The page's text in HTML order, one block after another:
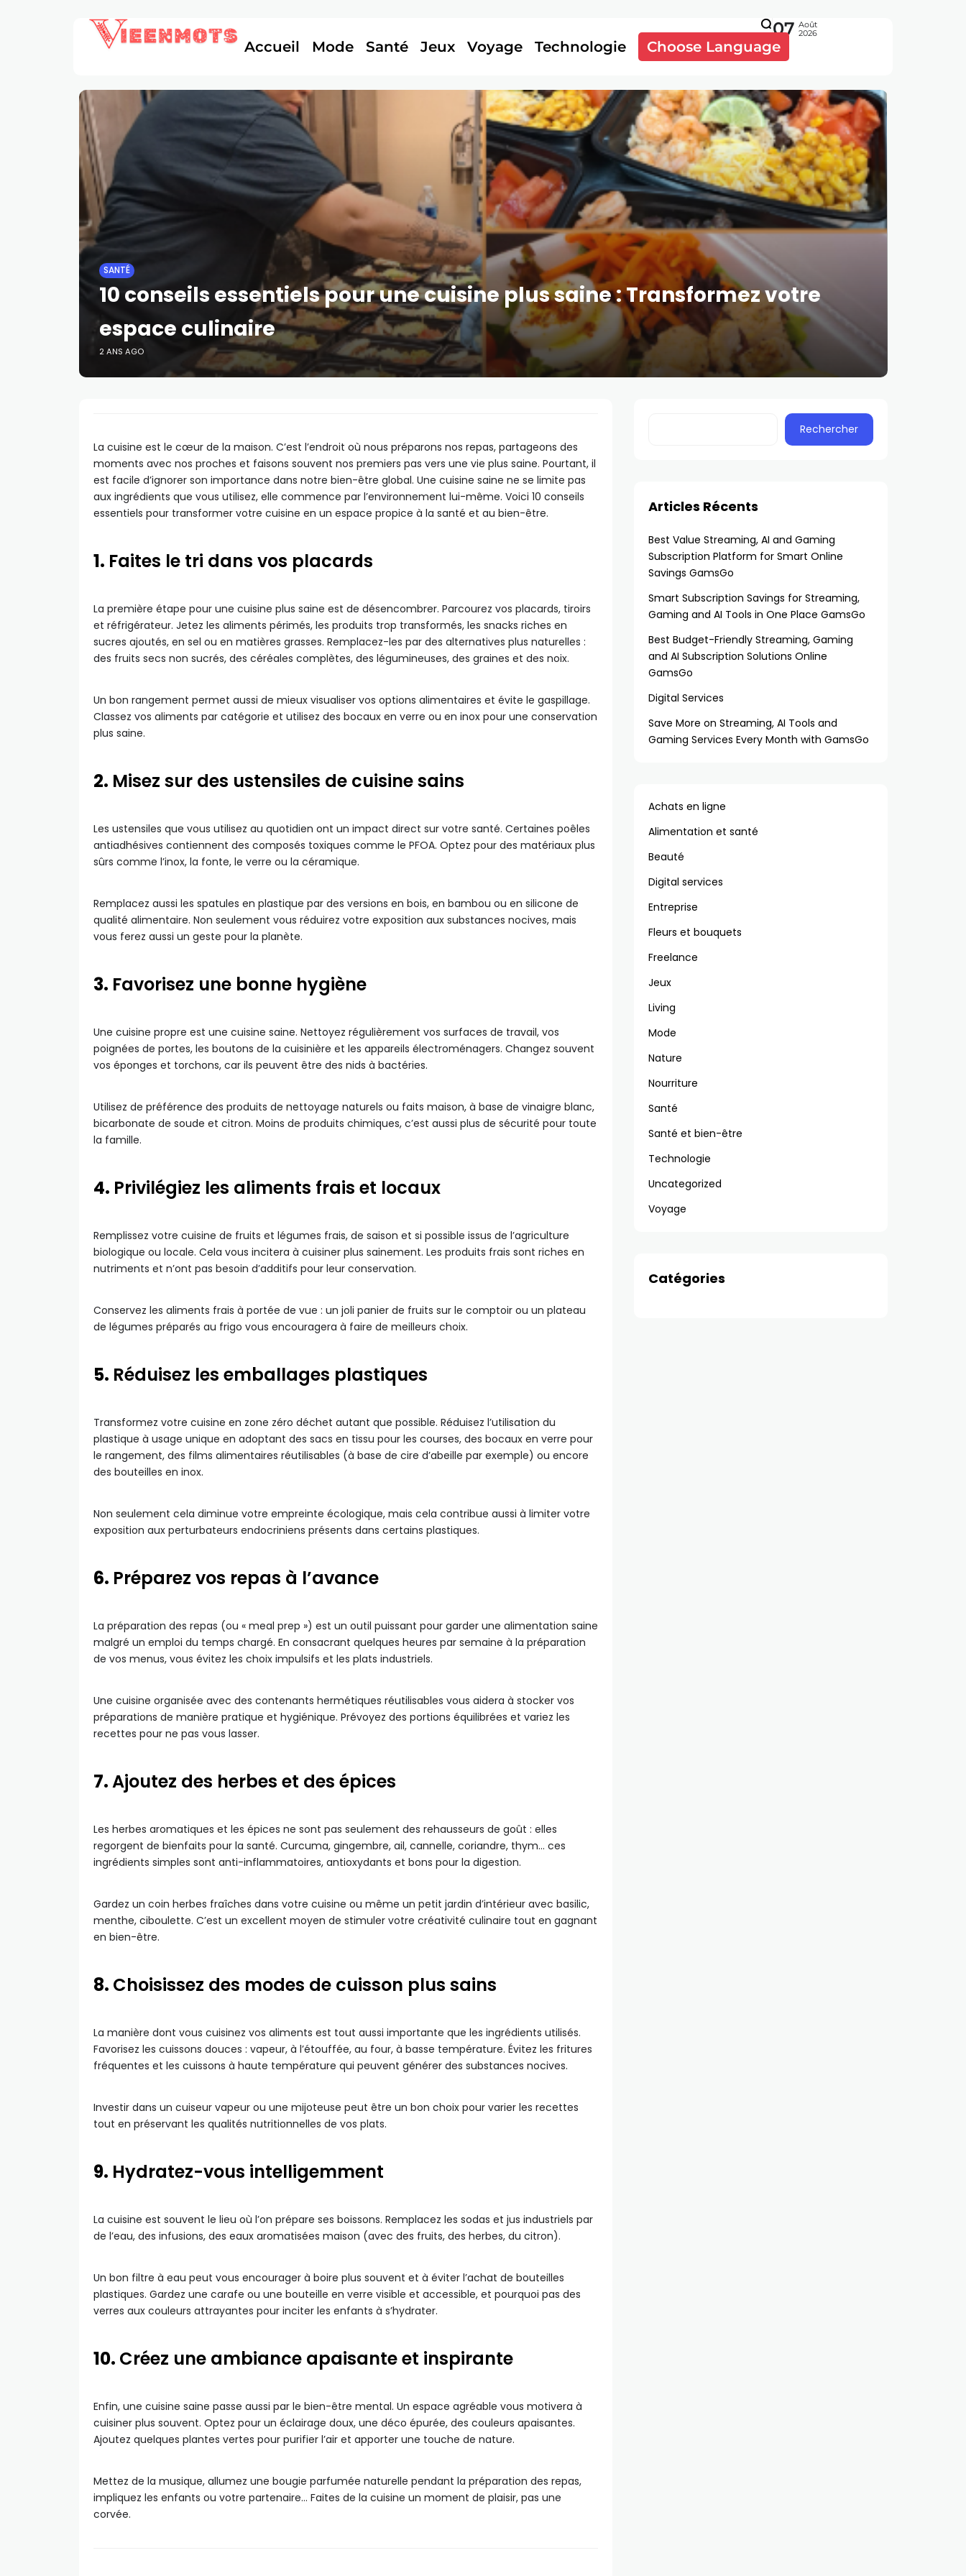
Accueil Mode Santé Jeux Voyage Technologie Choose Language
07 Août
2026
SANTÉ
10 conseils essentiels pour une cuisine plus saine : Transformez votre
espace culinaire
2 ANS AGO
La cuisine est le cœur de la maison. C’est l’endroit où nous préparons nos repas, partageons des
moments avec nos proches et faisons souvent nos premiers pas vers une vie plus saine. Pourtant, il
est facile d’ignorer son importance dans notre bien-être global. Une cuisine saine ne se limite pas
aux ingrédients que vous utilisez, elle commence par l’environnement lui-même. Voici 10 conseils
essentiels pour transformer votre cuisine en un espace propice à la santé et au bien-être.
1. Faites le tri dans vos placards
La première étape pour une cuisine plus saine est de désencombrer. Parcourez vos placards, tiroirs
et réfrigérateur. Jetez les aliments périmés, les produits trop transformés, les snacks riches en
sucres ajoutés, en sel ou en matières grasses. Remplacez-les par des alternatives plus naturelles :
des fruits secs non sucrés, des céréales complètes, des légumineuses, des graines et des noix.
Un bon rangement permet aussi de mieux visualiser vos options alimentaires et évite le gaspillage.
Classez vos aliments par catégorie et utilisez des bocaux en verre ou en inox pour une conservation
plus saine.
2. Misez sur des ustensiles de cuisine sains
Les ustensiles que vous utilisez au quotidien ont un impact direct sur votre santé. Certaines poêles
antiadhésives contiennent des composés toxiques comme le PFOA. Optez pour des matériaux plus
sûrs comme l’inox, la fonte, le verre ou la céramique.
Remplacez aussi les spatules en plastique par des versions en bois, en bambou ou en silicone de
qualité alimentaire. Non seulement vous réduirez votre exposition aux substances nocives, mais
vous ferez aussi un geste pour la planète.
3. Favorisez une bonne hygiène
Une cuisine propre est une cuisine saine. Nettoyez régulièrement vos surfaces de travail, vos
poignées de portes, les boutons de la cuisinière et les appareils électroménagers. Changez souvent
vos éponges et torchons, car ils peuvent être des nids à bactéries.
Utilisez de préférence des produits de nettoyage naturels ou faits maison, à base de vinaigre blanc,
bicarbonate de soude et citron. Moins de produits chimiques, c’est aussi plus de sécurité pour toute
la famille.
4. Privilégiez les aliments frais et locaux
Remplissez votre cuisine de fruits et légumes frais, de saison et si possible issus de l’agriculture
biologique ou locale. Cela vous incitera à cuisiner plus sainement. Les produits frais sont riches en
nutriments et n’ont pas besoin d’additifs pour leur conservation.
Conservez les aliments frais à portée de vue : un joli panier de fruits sur le comptoir ou un plateau
de légumes préparés au frigo vous encouragera à faire de meilleurs choix.
5. Réduisez les emballages plastiques
Transformez votre cuisine en zone zéro déchet autant que possible. Réduisez l’utilisation du
plastique à usage unique en adoptant des sacs en tissu pour les courses, des bocaux en verre pour
le rangement, des films alimentaires réutilisables (à base de cire d’abeille par exemple) ou encore
des bouteilles en inox.
Non seulement cela diminue votre empreinte écologique, mais cela contribue aussi à limiter votre
exposition aux perturbateurs endocriniens présents dans certains plastiques.
6. Préparez vos repas à l’avance
La préparation des repas (ou « meal prep ») est un outil puissant pour garder une alimentation saine
malgré un emploi du temps chargé. En consacrant quelques heures par semaine à la préparation
de vos menus, vous évitez les choix impulsifs et les plats industriels.
Une cuisine organisée avec des contenants hermétiques réutilisables vous aidera à stocker vos
préparations de manière pratique et hygiénique. Prévoyez des portions équilibrées et variez les
recettes pour ne pas vous lasser.
7.Ajoutez des herbes et des épices
Les herbes aromatiques et les épices ne sont pas seulement des rehausseurs de goût : elles
regorgent de bienfaits pour la santé. Curcuma, gingembre, ail, cannelle, coriandre, thym… ces
ingrédients simples sont anti-inflammatoires, antioxydants et bons pour la digestion.
Gardez un coin herbes fraîches dans votre cuisine ou même un petit jardin d’intérieur avec basilic,
menthe, ciboulette. C’est un excellent moyen de stimuler votre créativité culinaire tout en gagnant
en bien-être.
8. Choisissez des modes de cuisson plus sains
La manière dont vous cuisinez vos aliments est tout aussi importante que les ingrédients utilisés.
Favorisez les cuissons douces : vapeur, à l’étouffée, au four, à basse température. Évitez les fritures
fréquentes et les cuissons à haute température qui peuvent générer des substances nocives.
Investir dans un cuiseur vapeur ou une mijoteuse peut être un bon choix pour varier les recettes
tout en préservant les qualités nutritionnelles de vos plats.
9. Hydratez-vous intelligemment
La cuisine est souvent le lieu où l’on prépare ses boissons. Remplacez les sodas et jus industriels par
de l’eau, des infusions, des eaux aromatisées maison (avec des fruits, des herbes, du citron).
Un bon filtre à eau peut vous encourager à boire plus souvent et à éviter l’achat de bouteilles
plastiques. Gardez une carafe ou une bouteille en verre visible et accessible, et pourquoi pas des
verres aux couleurs attrayantes pour inciter les enfants à s’hydrater.
10. Créez une ambiance apaisante et inspirante
Enfin, une cuisine saine passe aussi par le bien-être mental. Un espace agréable vous motivera à
cuisiner plus souvent. Optez pour un éclairage doux, une déco épurée, des couleurs apaisantes.
Ajoutez quelques plantes vertes pour purifier l’air et apporter une touche de nature.
Mettez de la musique, allumez une bougie parfumée naturelle pendant la préparation des repas,
impliquez les enfants ou votre partenaire… Faites de la cuisine un moment de plaisir, pas une
corvée.
Rechercher
Articles Récents
Best Value Streaming, AI and Gaming
Subscription Platform for Smart Online
Savings GamsGo
Smart Subscription Savings for Streaming,
Gaming and AI Tools in One Place GamsGo
Best Budget-Friendly Streaming, Gaming
and AI Subscription Solutions Online
GamsGo
Digital Services
Save More on Streaming, AI Tools and
Gaming Services Every Month with GamsGo
Achats en ligne
Alimentation et santé
Beauté
Digital services
Entreprise
Fleurs et bouquets
Freelance
Jeux
Living
Mode
Nature
Nourriture
Santé
Santé et bien-être
Technologie
Uncategorized
Voyage
Catégories